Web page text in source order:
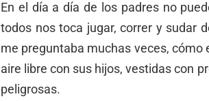
En el día a día de los padres no
todos nos toca jugar, correr y sudar
me preguntaba muchas veces,
aire libre con sus hijos, vestidas con
peligrosas.